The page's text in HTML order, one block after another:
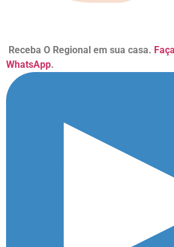
Receba O Regional em sua casa.
WhatsApp.